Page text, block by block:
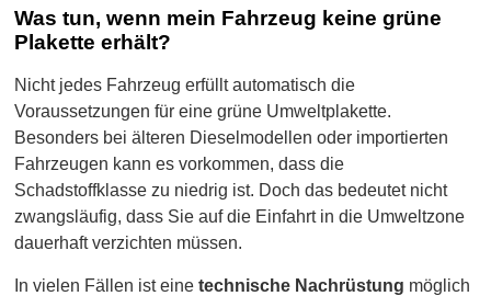
Was tun, wenn mein Fahrzeug keine grüne
Plakette erhält?
Nicht jedes Fahrzeug erfüllt automatisch die
Voraussetzungen für eine grüne Umweltplakette.
Besonders bei älteren Dieselmodellen oder importierten
Fahrzeugen kann es vorkommen, dass die
Schadstoffklasse zu niedrig ist. Doch das bedeutet nicht
zwangsläufig, dass Sie auf die Einfahrt in die Umweltzone
dauerhaft verzichten müssen.
In vielen Fällen ist einetechnische Nachrüstung möglich